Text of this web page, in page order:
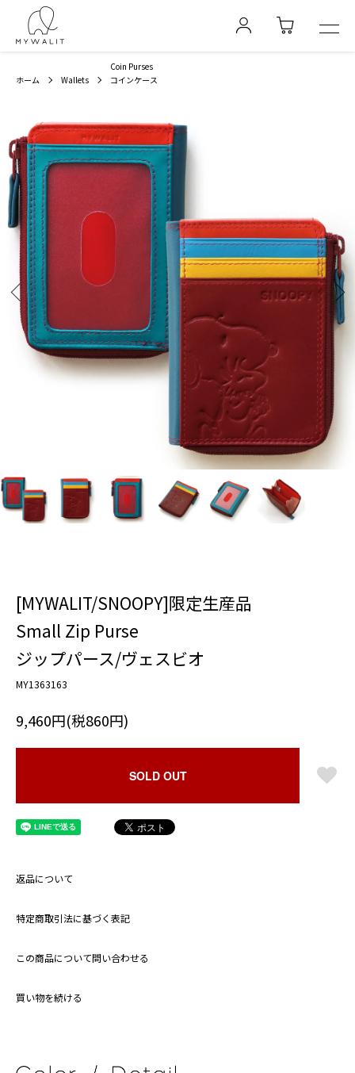
ホーム Wallets
Coin Purses
コインケース
[MYWALIT/SNOOPY]限定生産品
Small Zip Purse
ジップパース/ヴェスビオ
MY1363163
9,460円(税860円)
SOLD OUT
返品について
特定商取引法に基づく表記
この商品について問い合わせる
買い物を続ける